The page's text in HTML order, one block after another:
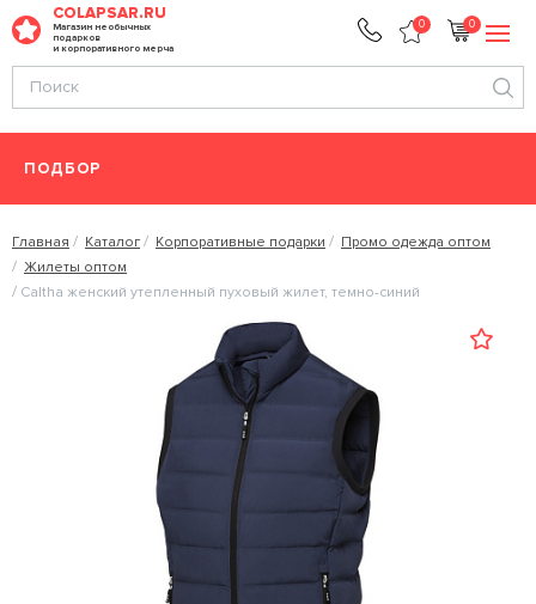
COLAPSAR.RU
Магазин необычных
подарков
и корпоративного мерча
0 0
ПОДБОР
Главная Каталог Корпоративные подарки
Промо одежда оптом
Жилеты оптом
Caltha женский утепленный пуховый жилет, темно-синий